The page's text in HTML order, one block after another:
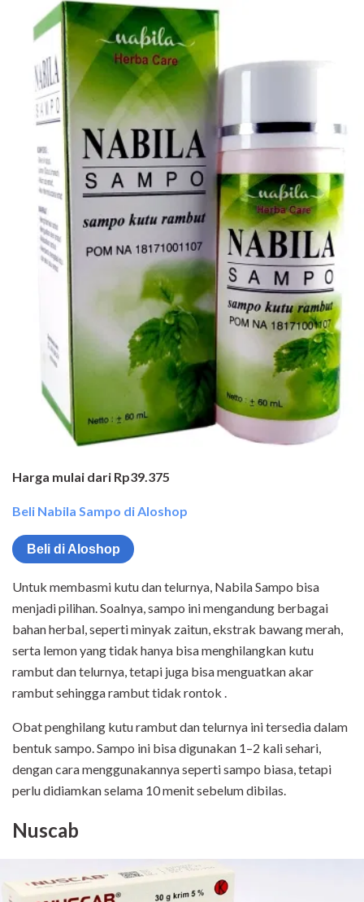
Harga mulai dari Rp39.375
Beli Nabila Sampo di Aloshop
Beli di Aloshop
Untuk membasmi kutu dan telurnya, Nabila Sampo bisa
menjadi pilihan. Soalnya, sampo ini mengandung berbagai
bahan herbal, seperti minyak zaitun, ekstrak bawang merah,
serta lemon yang tidak hanya bisa menghilangkan kutu
rambut dan telurnya, tetapi juga bisa menguatkan akar
rambut sehingga rambut tidak rontok .
Obat penghilang kutu rambut dan telurnya ini tersedia dalam
bentuk sampo. Sampo ini bisa digunakan 1–2 kali sehari,
dengan cara menggunakannya seperti sampo biasa, tetapi
perlu didiamkan selama 10 menit sebelum dibilas.
Nuscab